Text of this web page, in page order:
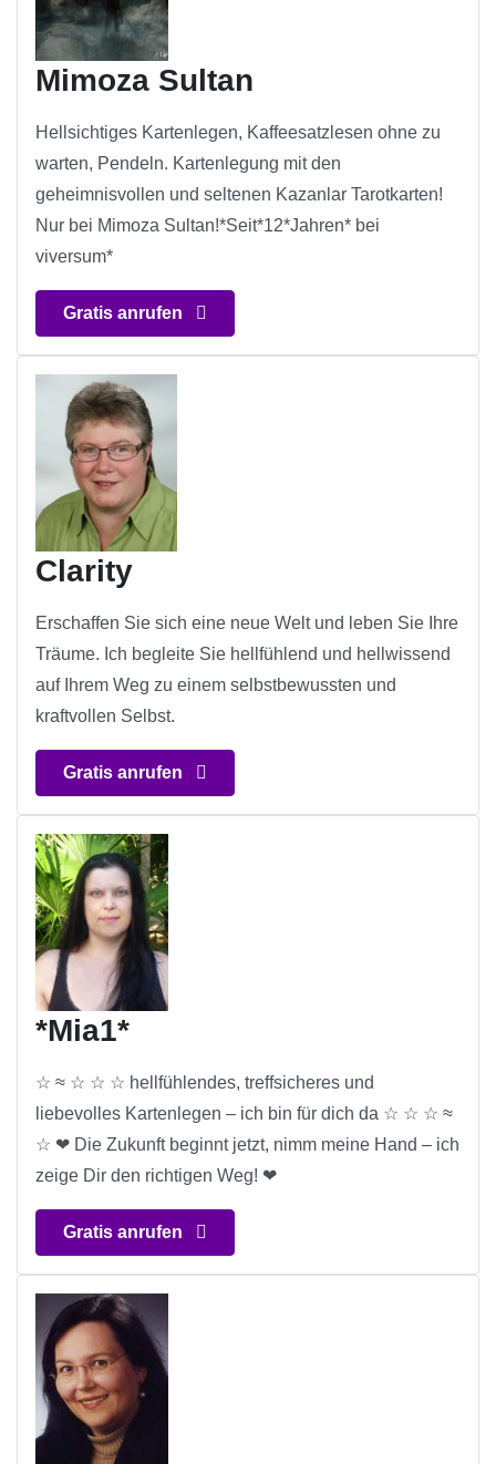
Mimoza Sultan
Hellsichtiges Kartenlegen, Kaffeesatzlesen ohne zu
warten, Pendeln. Kartenlegung mit den
geheimnisvollen und seltenen Kazanlar Tarotkarten!
Nur bei Mimoza Sultan!*Seit*12*Jahren* bei
viversum*
Gratis anrufen
Clarity
Erschaffen Sie sich eine neue Welt und leben Sie Ihre
Träume. Ich begleite Sie hellfühlend und hellwissend
auf Ihrem Weg zu einem selbstbewussten und
kraftvollen Selbst.
Gratis anrufen
*Mia1*
☆ ≈ ☆ ☆ ☆ hellfühlendes, treffsicheres und
liebevolles Kartenlegen – ich bin für dich da ☆ ☆ ☆ ≈
☆ ❤ Die Zukunft beginnt jetzt, nimm meine Hand – ich
zeige Dir den richtigen Weg! ❤
Gratis anrufen